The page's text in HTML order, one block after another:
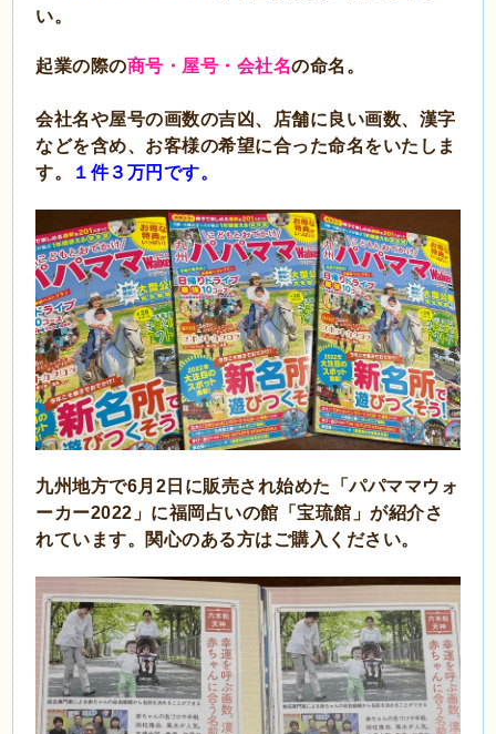
い。
起業の際の商号・屋号・会社名の命名。
会社名や屋号の画数の吉凶、店舗に良い画数、漢字
などを含め、お客様の希望に合った命名をいたしま
す。
１件３万円です。
九州地方で6月2日に販売され始めた「パパママウォ
ーカー2022」に福岡占いの館「宝琉館」が紹介さ
れています。関心のある方はご購入ください。